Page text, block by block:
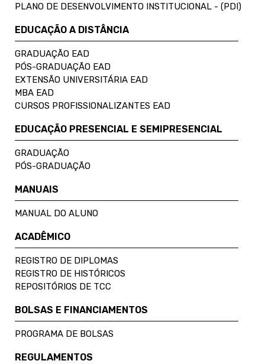
PLANO DE DESENVOLVIMENTO INSTITUCIONAL - (PDI)
EDUCAÇÃO A DISTÂNCIA
GRADUAÇÃO EAD
PÓS-GRADUAÇÃO EAD
EXTENSÃO UNIVERSITÁRIA EAD
MBA EAD
CURSOS PROFISSIONALIZANTES EAD
EDUCAÇÃO PRESENCIAL E SEMIPRESENCIAL
GRADUAÇÃO
PÓS-GRADUAÇÃO
MANUAIS
MANUAL DO ALUNO
ACADÊMICO
REGISTRO DE DIPLOMAS
REGISTRO DE HISTÓRICOS
REPOSITÓRIOS DE TCC
BOLSAS E FINANCIAMENTOS
PROGRAMA DE BOLSAS
REGULAMENTOS